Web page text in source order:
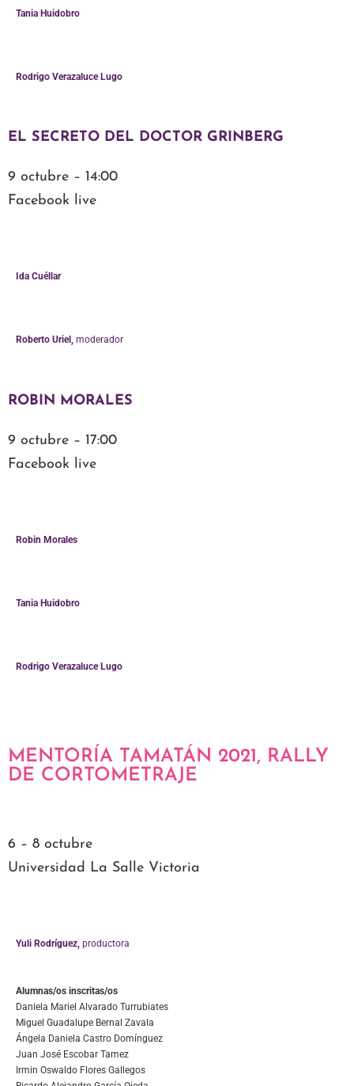
Tania Huidobro
Rodrigo Verazaluce Lugo
EL SECRETO DEL DOCTOR GRINBERG
9 octubre – 14:00
Facebook live
Ida Cuéllar
Roberto Uriel, moderador
ROBIN MORALES
9 octubre – 17:00
Facebook live
Robin Morales
Tania Huidobro
Rodrigo Verazaluce Lugo
MENTORÍA TAMATÁN 2021, RALLY
DE CORTOMETRAJE
6 – 8 octubre
Universidad La Salle Victoria
Yuli Rodríguez, productora
Alumnas/os inscritas/os
Daniela Mariel Alvarado Turrubiates
Miguel Guadalupe Bernal Zavala
Ángela Daniela Castro Domínguez
Juan José Escobar Tamez
Irmin Oswaldo Flores Gallegos